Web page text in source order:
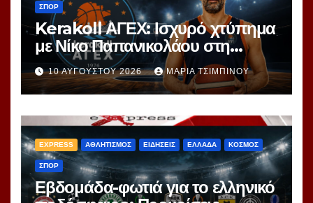
ΣΠΟΡ
Kerakoll ΑΓΕΧ: Ισχυρό χτύπημα
με Νίκο Παπανικολάου στη
ρακέτα
10 ΑΥΓΟΎΣΤΟΥ 2026 ΜΑΡΊΑ ΤΣΙΜΠΙΝΟΎ
EXPRESS ΑΘΛΗΤΙΣΜΟΣ ΕΙΔΗΣΕΙΣ ΕΛΛΑΔΑ ΚΟΣΜΟΣ
ΣΠΟΡ
Εβδομάδα-φωτιά για το ελληνικό